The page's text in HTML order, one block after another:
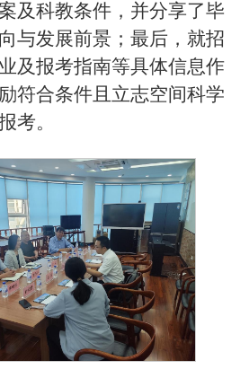
及科教条件，并分享了毕
与发展前景；最后，就招
及报考指南等具体信息作
符合条件且立志空间科学
考。